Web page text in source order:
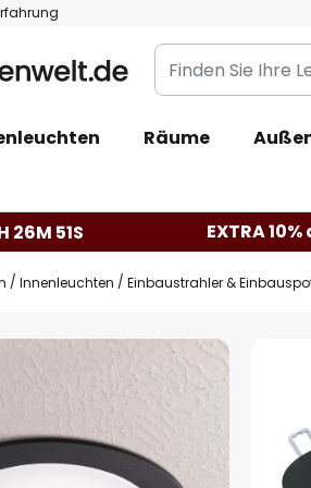
Finden
Sie
Leuchte...
Räume
26M 50S EXTRA
Innenleuchten Einbaustrahler &